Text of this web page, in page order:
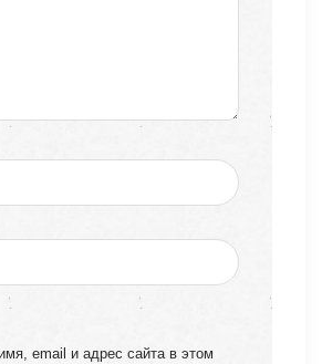
email и адрес сайта в этом